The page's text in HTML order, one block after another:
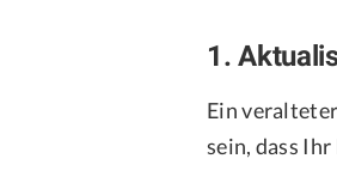
1.
Ein
sein, dass